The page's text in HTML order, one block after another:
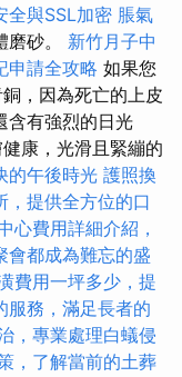
全與SSL加密 脹氣
砂。 新竹月子中
申請全攻略 如果您
，因為死亡的上皮
含有強烈的日光
康，光滑且緊繃的
的午後時光 護照換
，提供全方位的口
心費用詳細介紹，
會都成為難忘的盛
費用一坪多少，提
服務，滿足長者的
，專業處理白蟻侵
，了解當前的土葬